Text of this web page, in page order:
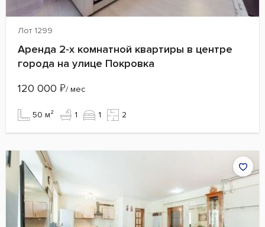
Лот 1299
Аренда 2-х комнатной квартиры в центре
города на улице Покровка
120 000 ₽/ мес
50 м² 1 1 2